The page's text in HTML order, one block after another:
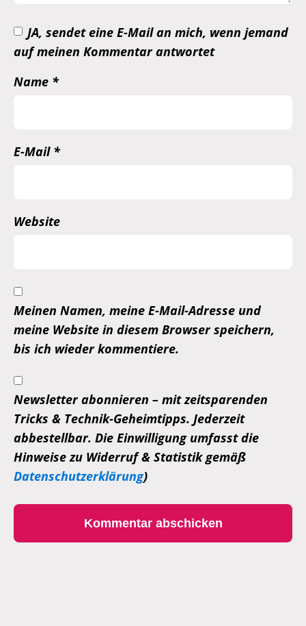
JA, sendet eine E-Mail an mich, wenn jemand
auf meinen Kommentar antwortet
Name *
E-Mail *
Website
Meinen Namen, meine E-Mail-Adresse und
meine Website in diesem Browser speichern,
bis ich wieder kommentiere.
Newsletter abonnieren – mit zeitsparenden
Tricks & Technik-Geheimtipps. Jederzeit
abbestellbar. Die Einwilligung umfasst die
Hinweise zu Widerruf & Statistik gemäß
Datenschutzerklärung)